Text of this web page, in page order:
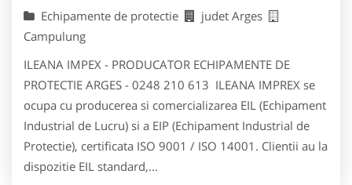
Echipamente de protectie
judet Arges
Campulung
ILEANA IMPEX - PRODUCATOR ECHIPAMENTE DE
PROTECTIE ARGES - 0248 210 613 ILEANA IMPREX se
ocupa cu producerea si comercializarea EIL (Echipament
Industrial de Lucru) si a EIP (Echipament Industrial de
Protectie), certificata ISO 9001 / ISO 14001. Clientii au la
dispozitie EIL standard,...